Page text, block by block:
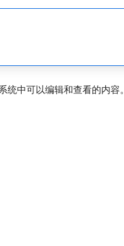
中可以编辑和查看的内容。